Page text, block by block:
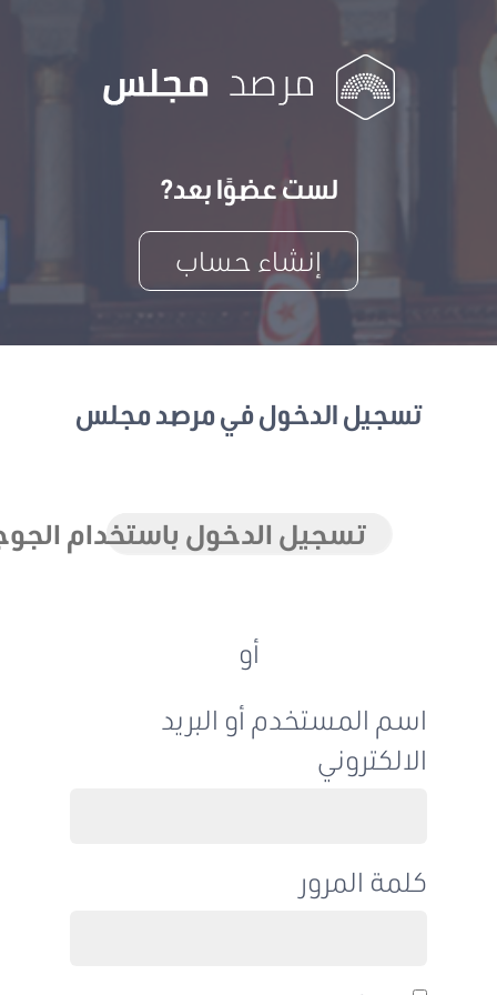
لست عضوًا بعد?
إنشاء حساب
تسجيل الدخول في مرصد مجلس
تسجيل الدخول باستخدام الجوجل
اسم المستخدم أو البريد
الالكتروني
كلمة المرور